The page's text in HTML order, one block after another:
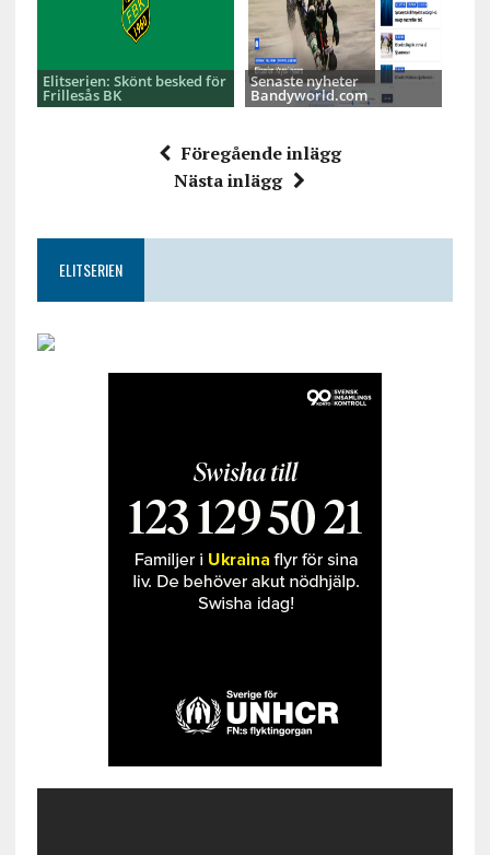
Elitserien: Skönt besked för
Frillesås BK
Senaste nyheter
Bandyworld.com
Föregående inlägg
Nästa inlägg
ELITSERIEN